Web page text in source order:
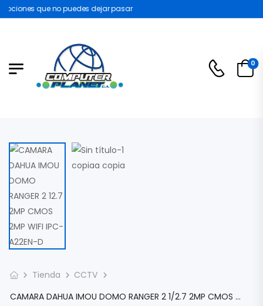
que no puedes dejar pasar
0
Tienda
CCTV
CAMARA DAHUA IMOU DOMO RANGER 2 1/2.7 2MP CMOS 2MP WIFI IPC-A22EN-D»